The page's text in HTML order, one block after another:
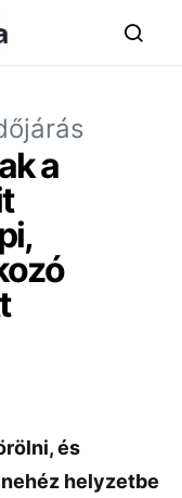
a
és
helyzetbe